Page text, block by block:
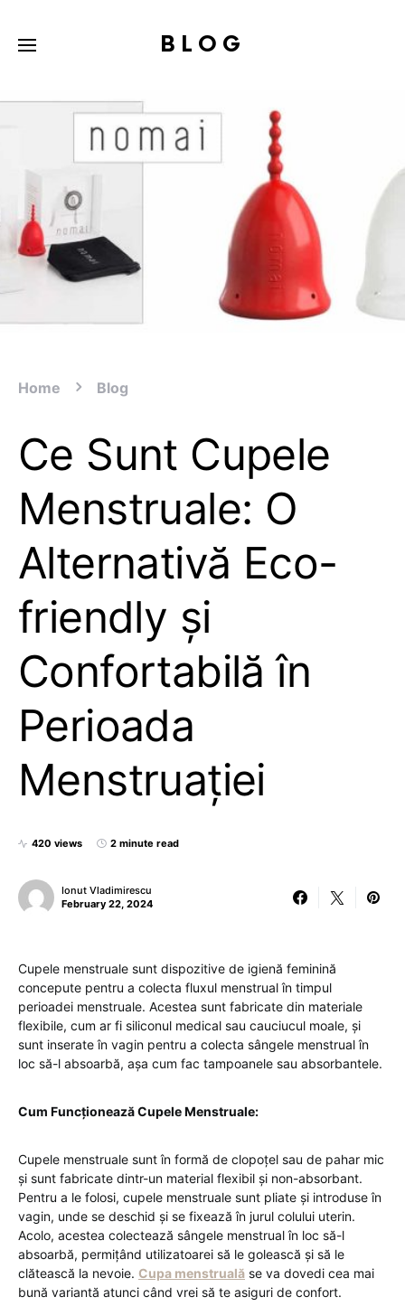
BLOG
Home Blog
Ce Sunt Cupele
Menstruale: O
Alternativă Eco-
friendly și
Confortabilă în
Perioada
Menstruației
420 views 2 minute read
Ionut Vladimirescu
February 22, 2024
Cupele menstruale sunt dispozitive de igienă feminină
concepute pentru a colecta fluxul menstrual în timpul
perioadei menstruale. Acestea sunt fabricate din materiale
flexibile, cum ar fi siliconul medical sau cauciucul moale, și
sunt inserate în vagin pentru a colecta sângele menstrual în
loc să-l absoarbă, așa cum fac tampoanele sau absorbantele.
Cum Funcționează Cupele Menstruale:
Cupele menstruale sunt în formă de clopoțel sau de pahar mic
și sunt fabricate dintr-un material flexibil și non-absorbant.
Pentru a le folosi, cupele menstruale sunt pliate și introduse în
vagin, unde se deschid și se fixează în jurul colului uterin.
Acolo, acestea colectează sângele menstrual în loc să-l
absoarbă, permițând utilizatoarei să le golească și să le
clătească la nevoie. Cupa menstruală se va dovedi cea mai
bună variantă atunci când vrei să te asiguri de confort.